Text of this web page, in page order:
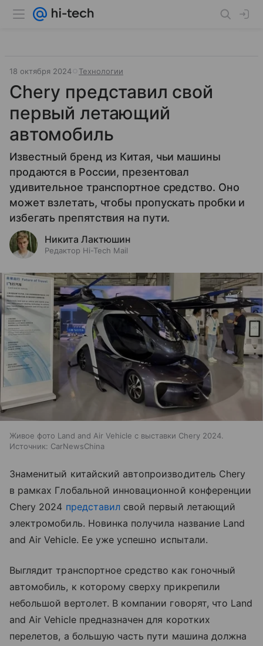
18 октября 2024 Технологии
Chery представил свой
первый летающий
автомобиль
Известный бренд из Китая, чьи машины
продаются в России, презентовал
удивительное транспортное средство. Оно
может взлетать, чтобы пропускать пробки и
избегать препятствия на пути.
Никита Лактюшин
Редактор Hi-Tech Mail
Живое фото Land and Air Vehicle с выставки Chery 2024.
Источник: CarNewsChina
Знаменитый китайский автопроизводитель Chery
в рамках Глобальной инновационной конференции
Chery 2024 представил свой первый летающий
электромобиль. Новинка получила название Land
and Air Vehicle. Ее уже успешно испытали.
Выглядит транспортное средство как гоночный
автомобиль, к которому сверху прикрепили
небольшой вертолет. В компании говорят, что Land
and Air Vehicle предназначен для коротких
перелетов, а большую часть пути машина должна